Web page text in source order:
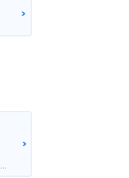
満足ポイント:50ccスクーターのToday からの乗り換えです2段階右折や、30km/h規制から逃れるためにこれにしました。 Today にはセルモーターがありましたが、C70のエンジンスタートはキックのみ。 坂道にはどうしても非力感があり、登らないイメージ。 また、キャンプツーリングなど荷物満載で出掛けた時も中々走りません。 スプロケを前15、後38に換装してます。非力なのでややトルクに振って見ました。タイヤはノーマルです。これで75km/h出るか出ないかって所です。 普段使いの足がわりには良く働いてくれます。 キャンプや株主総会に出掛けるのでもっと磨いて、可愛がり、長く乗るつもりです。